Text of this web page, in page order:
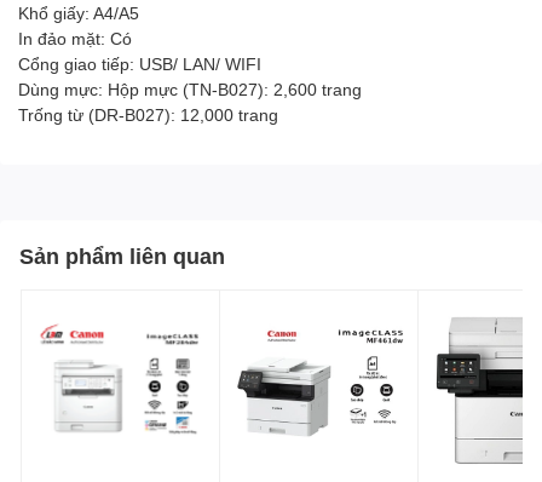
Khổ giấy: A4/A5
In đảo mặt: Có
Cổng giao tiếp: USB/ LAN/ WIFI
Dùng mực: Hộp mực (TN-B027): 2,600 trang
Trống từ (DR-B027): 12,000 trang
Sản phẩm liên quan